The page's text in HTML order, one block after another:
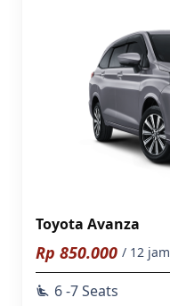
Toyota Avanza
Rp 850.000 / 12 jam
airline_seat_recline_extra 6 -7 Seats